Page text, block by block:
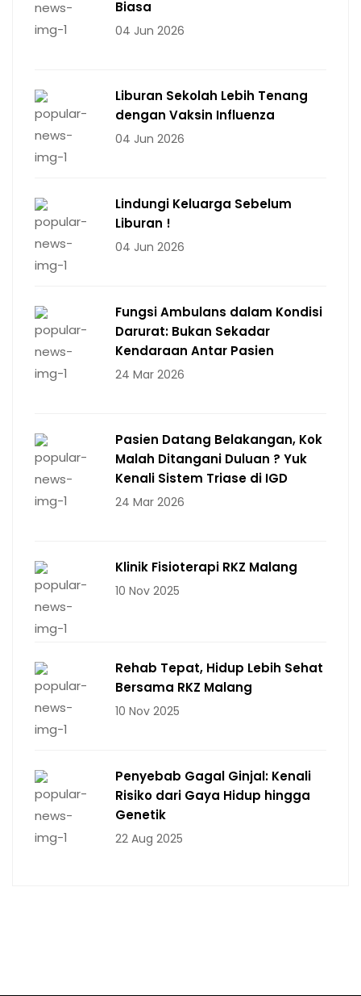
Biasa
04 Jun 2026
Liburan Sekolah Lebih Tenang
dengan Vaksin Influenza
04 Jun 2026
Lindungi Keluarga Sebelum
Liburan !
04 Jun 2026
Fungsi Ambulans dalam Kondisi
Darurat: Bukan Sekadar
Kendaraan Antar Pasien
24 Mar 2026
Pasien Datang Belakangan, Kok
Malah Ditangani Duluan ? Yuk
Kenali Sistem Triase di IGD
24 Mar 2026
Klinik Fisioterapi RKZ Malang
10 Nov 2025
Rehab Tepat, Hidup Lebih Sehat
Bersama RKZ Malang
10 Nov 2025
Penyebab Gagal Ginjal: Kenali
Risiko dari Gaya Hidup hingga
Genetik
22 Aug 2025